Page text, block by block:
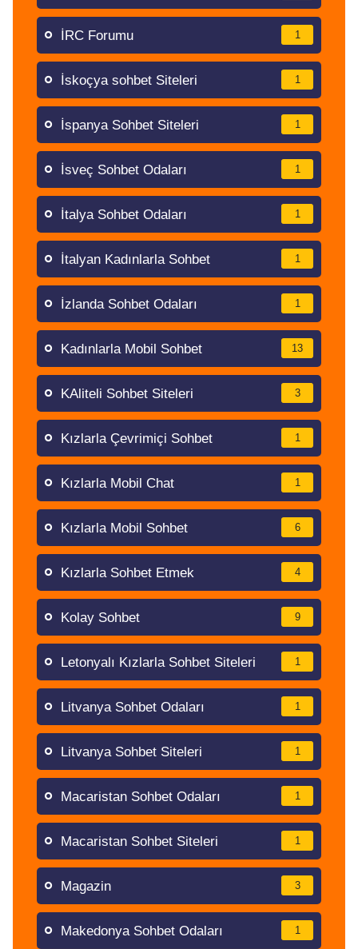
İRC Forumu 1
İskoçya sohbet Siteleri 1
İspanya Sohbet Siteleri 1
İsveç Sohbet Odaları 1
İtalya Sohbet Odaları 1
İtalyan Kadınlarla Sohbet 1
İzlanda Sohbet Odaları 1
Kadınlarla Mobil Sohbet 13
KAliteli Sohbet Siteleri 3
Kızlarla Çevrimiçi Sohbet 1
Kızlarla Mobil Chat 1
Kızlarla Mobil Sohbet 6
Kızlarla Sohbet Etmek 4
Kolay Sohbet 9
Letonyalı Kızlarla Sohbet Siteleri 1
Litvanya Sohbet Odaları 1
Litvanya Sohbet Siteleri 1
Macaristan Sohbet Odaları 1
Macaristan Sohbet Siteleri 1
Magazin 3
Makedonya Sohbet Odaları 1